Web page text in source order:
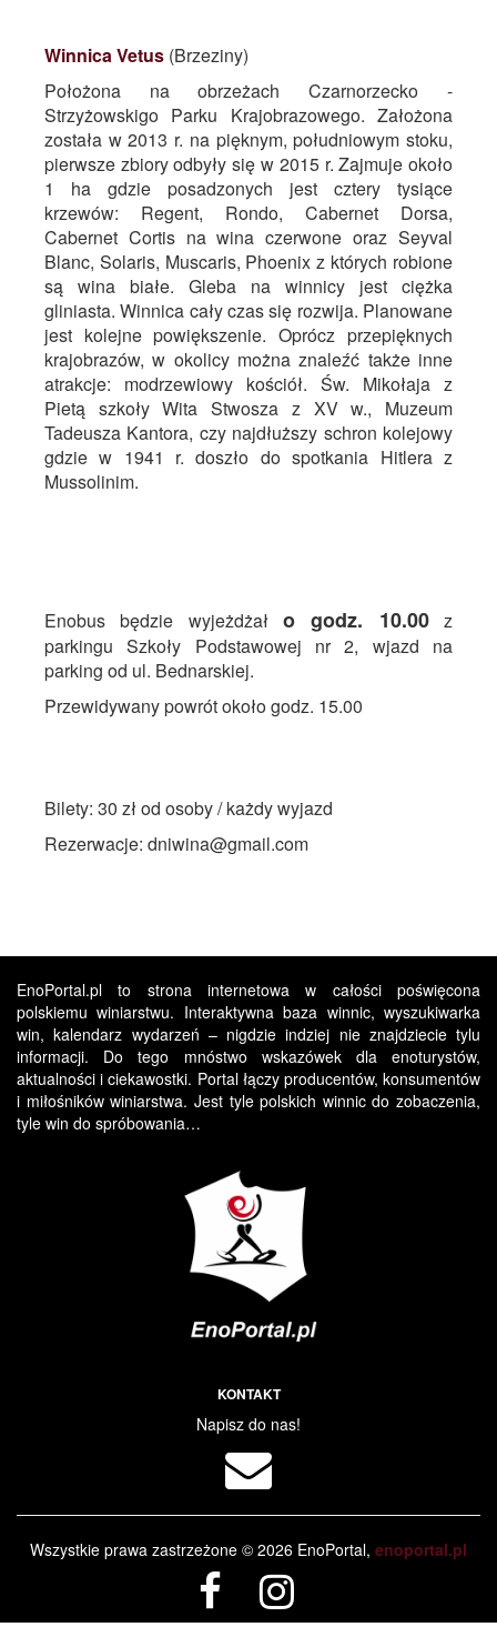
Winnica Vetus(Brzeziny)
Położona na obrzeżach Czarnorzecko -
Strzyżowskigo Parku Krajobrazowego. Założona
została w 2013 r. na pięknym, południowym stoku,
pierwsze zbiory odbyły się w 2015 r. Zajmuje około
1 ha gdzie posadzonych jest cztery tysiące
krzewów: Regent, Rondo, Cabernet Dorsa,
Cabernet Cortis na wina czerwone oraz Seyval
Blanc, Solaris, Muscaris, Phoenix z których robione
są wina białe. Gleba na winnicy jest ciężka
gliniasta. Winnica cały czas się rozwija. Planowane
jest kolejne powiększenie. Oprócz przepięknych
krajobrazów, w okolicy można znaleźć także inne
atrakcje: modrzewiowy kościół. Św. Mikołaja z
Pietą szkoły Wita Stwosza z XV w., Muzeum
Tadeusza Kantora, czy najdłuższy schron kolejowy
gdzie w 1941 r. doszło do spotkania Hitlera z
Mussolinim.
Enobus będzie wyjeżdżał o godz. 10.00z
parkingu Szkoły Podstawowej nr 2, wjazd na
parking od ul. Bednarskiej.
Przewidywany powrót około godz. 15.00
Bilety: 30 zł od osoby / każdy wyjazd
Rezerwacje: dniwina@gmail.com
EnoPortal.pl to strona internetowa w całości poświęcona
polskiemu winiarstwu. Interaktywna baza winnic, wyszukiwarka
win, kalendarz wydarzeń – nigdzie indziej nie znajdziecie tylu
informacji. Do tego mnóstwo wskazówek dla enoturystów,
aktualności i ciekawostki. Portal łączy producentów, konsumentów
i miłośników winiarstwa. Jest tyle polskich winnic do zobaczenia,
tyle win do spróbowania…
KONTAKT
Napisz do nas!
Wszystkie prawa zastrzeżone © 2026 EnoPortal, enoportal.pl